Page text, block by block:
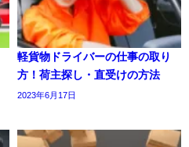
軽貨物ドライバーの仕事の取り
方！荷主探し・直受けの方法
2023年6月17日